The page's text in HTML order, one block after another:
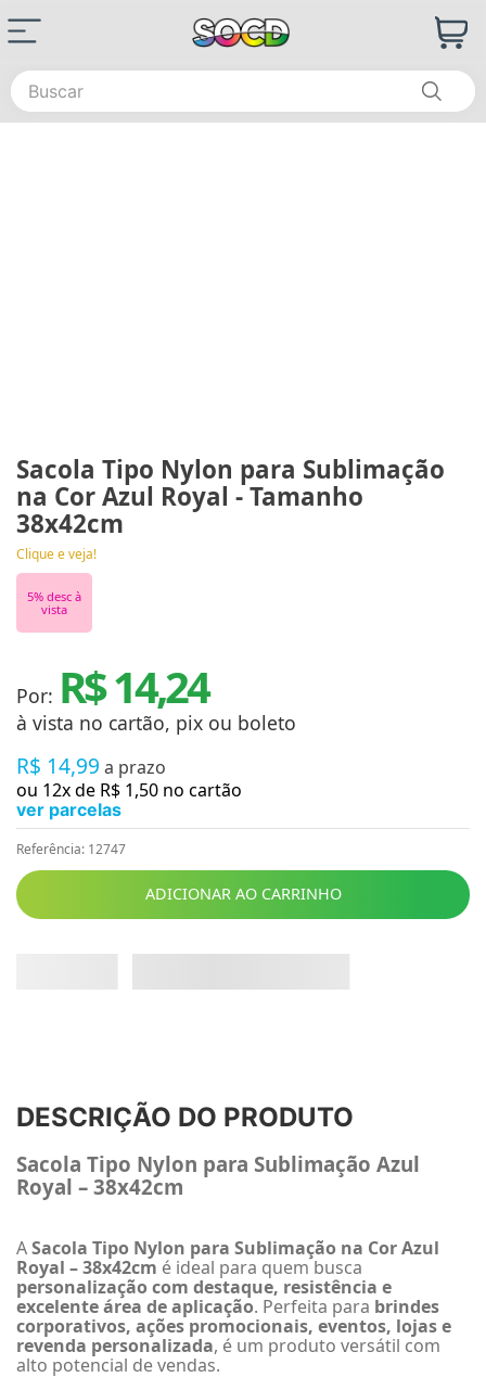
Buscar
Sacola Tipo Nylon para Sublimação
na Cor Azul Royal - Tamanho
38x42cm
Clique e veja!
5% desc à
vista
Por: R$ 14,24
à vista no cartão, pix ou boleto
R$ 14,99 a prazo
ou 12x de R$ 1,50 no cartão
ver parcelas
Referência: 12747
ADICIONAR AO CARRINHO
DESCRIÇÃO DO PRODUTO
Sacola Tipo Nylon para Sublimação Azul
Royal – 38x42cm
ASacola Tipo Nylon para Sublimação na Cor Azul
Royal – 38x42cm é ideal para quem busca
personalização com destaque, resistência e
excelente área de aplicação. Perfeita para brindes
corporativos, ações promocionais, eventos, lojas e
revenda personalizada, é um produto versátil com
alto potencial de vendas.